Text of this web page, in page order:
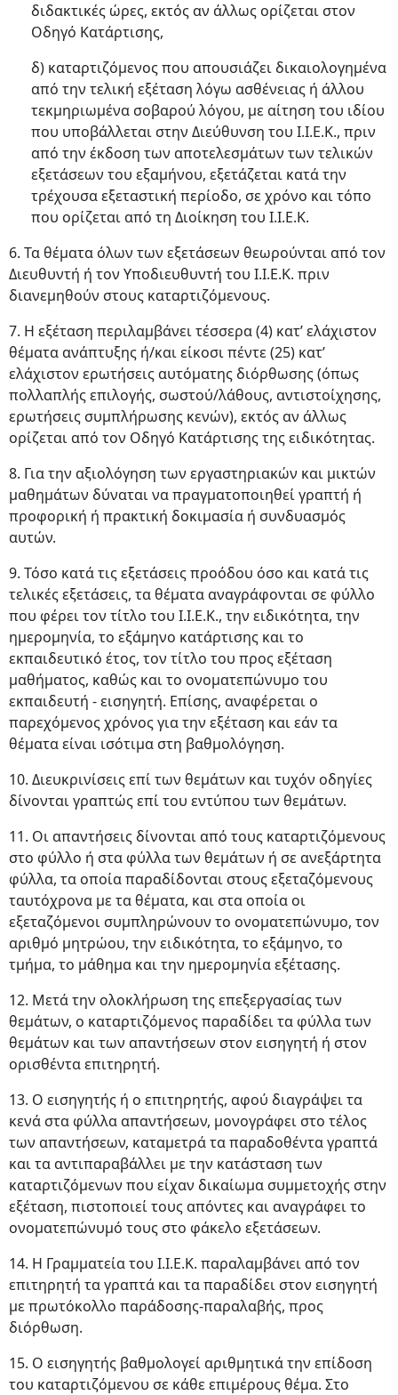
διδακτικές ώρες, εκτός αν άλλως ορίζεται στον
Οδηγό Κατάρτισης,
δ) καταρτιζόμενος που απουσιάζει δικαιολογημένα
από την τελική εξέταση λόγω ασθένειας ή άλλου
τεκμηριωμένα σοβαρού λόγου, με αίτηση του ιδίου
που υποβάλλεται στην Διεύθυνση του Ι.Ι.Ε.Κ., πριν
από την έκδοση των αποτελεσμάτων των τελικών
εξετάσεων του εξαμήνου, εξετάζεται κατά την
τρέχουσα εξεταστική περίοδο, σε χρόνο και τόπο
που ορίζεται από τη Διοίκηση του Ι.Ι.Ε.Κ.
6. Τα θέματα όλων των εξετάσεων θεωρούνται από τον
Διευθυντή ή τον Υποδιευθυντή του Ι.Ι.Ε.Κ. πριν
διανεμηθούν στους καταρτιζόμενους.
7. Η εξέταση περιλαμβάνει τέσσερα (4) κατ’ ελάχιστον
θέματα ανάπτυξης ή/και είκοσι πέντε (25) κατ’
ελάχιστον ερωτήσεις αυτόματης διόρθωσης (όπως
πολλαπλής επιλογής, σωστού/λάθους, αντιστοίχησης,
ερωτήσεις συμπλήρωσης κενών), εκτός αν άλλως
ορίζεται από τον Οδηγό Κατάρτισης της ειδικότητας.
8. Για την αξιολόγηση των εργαστηριακών και μικτών
μαθημάτων δύναται να πραγματοποιηθεί γραπτή ή
προφορική ή πρακτική δοκιμασία ή συνδυασμός
αυτών.
9. Τόσο κατά τις εξετάσεις προόδου όσο και κατά τις
τελικές εξετάσεις, τα θέματα αναγράφονται σε φύλλο
που φέρει τον τίτλο του Ι.Ι.Ε.Κ., την ειδικότητα, την
ημερομηνία, το εξάμηνο κατάρτισης και το
εκπαιδευτικό έτος, τον τίτλο του προς εξέταση
μαθήματος, καθώς και το ονοματεπώνυμο του
εκπαιδευτή - εισηγητή. Επίσης, αναφέρεται ο
παρεχόμενος χρόνος για την εξέταση και εάν τα
θέματα είναι ισότιμα στη βαθμολόγηση.
10. Διευκρινίσεις επί των θεμάτων και τυχόν οδηγίες
δίνονται γραπτώς επί του εντύπου των θεμάτων.
11. Οι απαντήσεις δίνονται από τους καταρτιζόμενους
στο φύλλο ή στα φύλλα των θεμάτων ή σε ανεξάρτητα
φύλλα, τα οποία παραδίδονται στους εξεταζόμενους
ταυτόχρονα με τα θέματα, και στα οποία οι
εξεταζόμενοι συμπληρώνουν το ονοματεπώνυμο, τον
αριθμό μητρώου, την ειδικότητα, το εξάμηνο, το
τμήμα, το μάθημα και την ημερομηνία εξέτασης.
12. Μετά την ολοκλήρωση της επεξεργασίας των
θεμάτων, ο καταρτιζόμενος παραδίδει τα φύλλα των
θεμάτων και των απαντήσεων στον εισηγητή ή στον
ορισθέντα επιτηρητή.
13. Ο εισηγητής ή ο επιτηρητής, αφού διαγράψει τα
κενά στα φύλλα απαντήσεων, μονογράφει στο τέλος
των απαντήσεων, καταμετρά τα παραδοθέντα γραπτά
και τα αντιπαραβάλλει με την κατάσταση των
καταρτιζόμενων που είχαν δικαίωμα συμμετοχής στην
εξέταση, πιστοποιεί τους απόντες και αναγράφει το
ονοματεπώνυμό τους στο φάκελο εξετάσεων.
14. Η Γραμματεία του Ι.Ι.Ε.Κ. παραλαμβάνει από τον
επιτηρητή τα γραπτά και τα παραδίδει στον εισηγητή
με πρωτόκολλο παράδοσης-παραλαβής, προς
διόρθωση.
15. Ο εισηγητής βαθμολογεί αριθμητικά την επίδοση
του καταρτιζόμενου σε κάθε επιμέρους θέμα. Στο